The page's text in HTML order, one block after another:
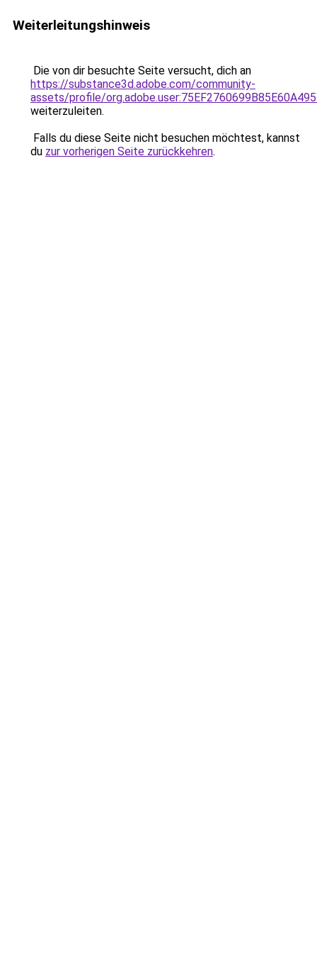
Weiterleitungshinweis
Die von dir besuchte Seite versucht, dich an
https://substance3d.adobe.com/community-
assets/profile/
weiterzuleiten.
Falls du diese Seite nicht besuchen möchtest, kannst
du zur vorherigen Seite zurückkehren.